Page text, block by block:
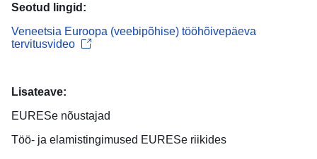
Seotud lingid:
Veneetsia Euroopa (veebipõhise) tööhõivepäeva
tervitusvideo
Lisateave:
EURESe nõustajad
Töö- ja elamistingimused EURESe riikides